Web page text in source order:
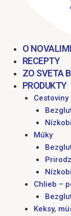
O
RECEPTY
ZO SVETA
PRODUKTY
Cestoviny
Múky
Chlieb –
Keksy,